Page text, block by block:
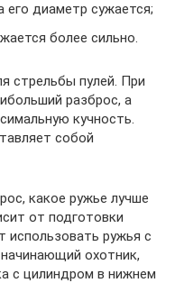
его диаметр сужается;
более сильно.
стрельбы пулей. При
разброс, а
кучность.
собой
какое ружье лучше
от подготовки
использовать ружья с
охотник,
с цилиндром в нижнем